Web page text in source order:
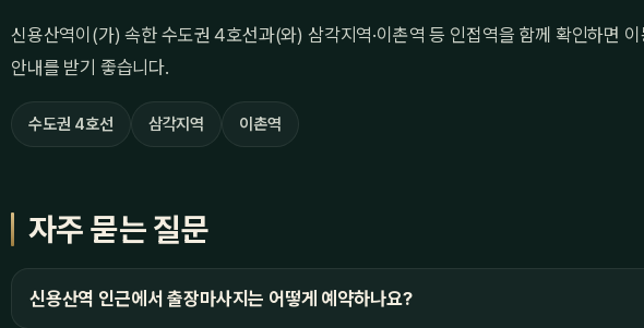
신용산역이(가) 속한 수도권 4호선과(와) 삼각지역·이촌역 등 인접역을 함께 확인하면
안내를 받기 좋습니다.
수도권 4호선 삼각지역 이촌역
자주 묻는 질문
신용산역 인근에서 출장마사지는 어떻게 예약하나요?